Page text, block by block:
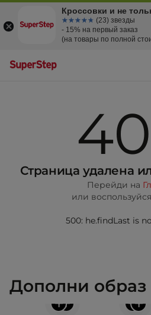
Страница удалена
Перейди на
или воспользуйся
500: he.findLast is
Дополни образ
+
+ +
+
Кроссовки и не
☆☆☆☆☆
★★★★★ (23) звезды
- 15% на первый заказ
(на товары по полной